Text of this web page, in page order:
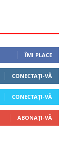
ÎMI PLACE
CONECTAȚI-VĂ
CONECTAȚI-VĂ
ABONAȚI-VĂ